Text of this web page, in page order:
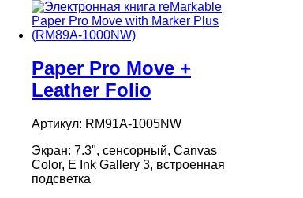
Paper Pro Move +
Leather Folio
Артикул: RM91A-1005NW
Экран: 7.3", сенсорный, Canvas
Color, E Ink Gallery 3, встроенная
подсветка